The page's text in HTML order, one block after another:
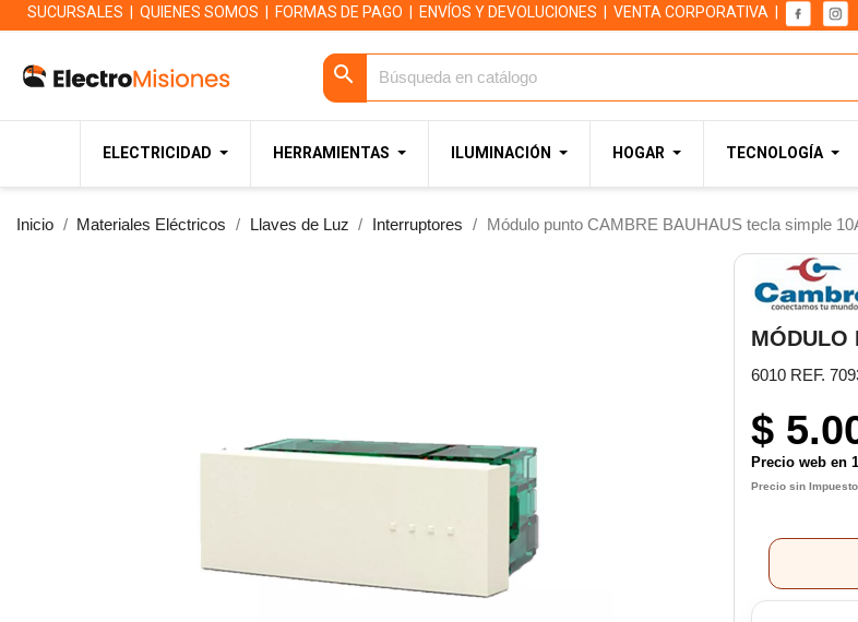
SUCURSALES QUIENES SOMOS FORMAS DE PAGO ENVÍOS Y DEVOLUCIONES VENTA CORPORATIVA
search
ELECTRICIDAD HERRAMIENTAS ILUMINACIÓN HOGAR TECNOLOGÍA
Inicio Materiales Eléctricos Llaves de Luz Interruptores Módulo punto CAMBRE BAUHAUS tecla simple
MÓDULO
6010 REF.
$
Precio web en
Precio sin